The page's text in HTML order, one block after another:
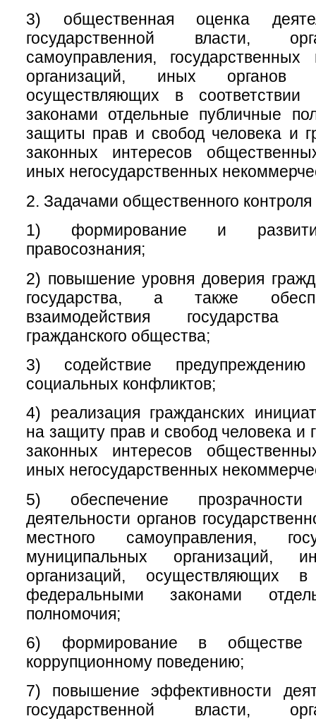
3) общественная оценка
государственной власти,
самоуправления,
организаций, иных органов
осуществляющих в
законами отдельные публичные
защиты прав и свобод человека и
законных интересов
иных негосударственных
2. Задачами общественного контроля
1) формирование и
правосознания;
2) повышение уровня доверия
государства, а также
взаимодействия
гражданского общества;
3) содействие
социальных конфликтов;
4) реализация гражданских
на защиту прав и свобод человека и
законных интересов
иных негосударственных
5) обеспечение
деятельности органов
местного самоуправления,
муниципальных организаций,
организаций, осуществляющих
федеральными законами
полномочия;
6) формирование в обществе
коррупционному поведению;
7) повышение эффективности
государственной власти,